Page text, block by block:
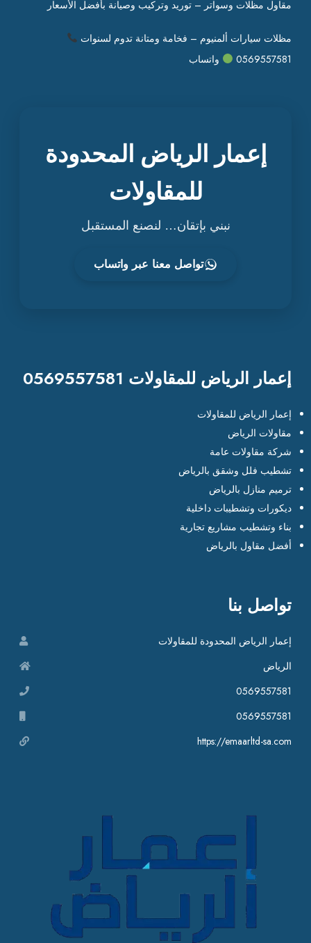
مقاول مظلات وسواتر – توريد وتركيب وصيانة بأفضل الأسعار
مظلات سيارات ألمنيوم – فخامة ومتانة تدوم لسنوات
0569557581
واتساب
إعمار الرياض المحدودة
للمقاولات
نبني بإتقان… لنصنع المستقبل
تواصل معنا عبر واتساب
إعمار الرياض للمقاولات 0569557581
إعمار الرياض للمقاولات
مقاولات الرياض
شركة مقاولات عامة
تشطيب فلل وشقق بالرياض
ترميم منازل بالرياض
ديكورات وتشطيبات داخلية
بناء وتشطيب مشاريع تجارية
أفضل مقاول بالرياض
تواصل بنا
إعمار الرياض المحدودة للمقاولات
الرياض
0569557581
0569557581
https://emaarltd-sa.com